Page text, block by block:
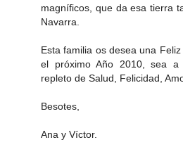
magníficos, que da esa tierra
Navarra.
Esta familia os desea una
el próximo Año 2010, sea
repleto de Salud, Felicidad,
Besotes,
Ana y Víctor.